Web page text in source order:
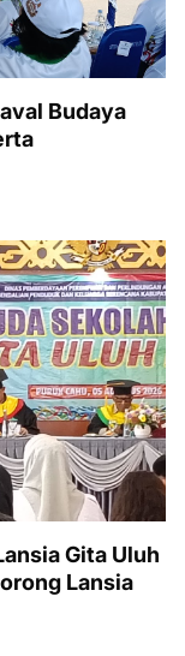
Budaya
Gita Uluh
Lansia